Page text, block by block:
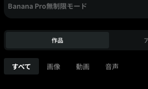
Banana Pro無制限モード
作品
すべて 画像 動画 音声